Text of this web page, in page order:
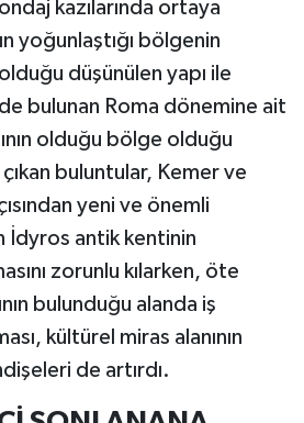
kazılarında ortaya
yoğunlaştığı bölgenin
düşünülen yapı ile
bulunan Roma dönemine ait
olduğu bölge olduğu
buluntular, Kemer ve
yeni ve önemli
İdyros antik kentinin
zorunlu kılarken, öte
bulunduğu alanda iş
kültürel miras alanının
de artırdı.